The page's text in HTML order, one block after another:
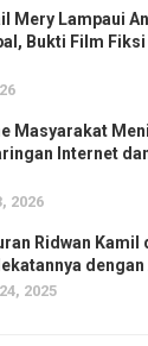
Mery Lampaui
Bukti Film
Masyarakat
Internet
2026
Ridwan Kamil
dengan
2025